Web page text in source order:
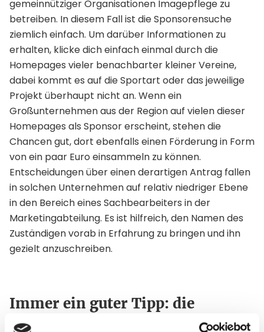
gemeinnütziger Organisationen Imagepflege zu
betreiben. In diesem Fall ist die Sponsorensuche
ziemlich einfach. Um darüber Informationen zu
erhalten, klicke dich einfach einmal durch die
Homepages vieler benachbarter kleiner Vereine,
dabei kommt es auf die Sportart oder das jeweilige
Projekt überhaupt nicht an. Wenn ein
Großunternehmen aus der Region auf vielen dieser
Homepages als Sponsor erscheint, stehen die
Chancen gut, dort ebenfalls einen Förderung in Form
von ein paar Euro einsammeln zu können.
Entscheidungen über einen derartigen Antrag fallen
in solchen Unternehmen auf relativ niedriger Ebene
in den Bereich eines Sachbearbeiters in der
Marketingabteilung. Es ist hilfreich, den Namen des
Zuständigen vorab in Erfahrung zu bringen und ihn
gezielt anzuschreiben.
Immer ein guter Tipp: die
regionale Sparkasse